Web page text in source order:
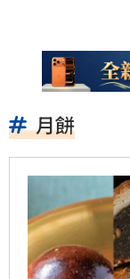
月餅